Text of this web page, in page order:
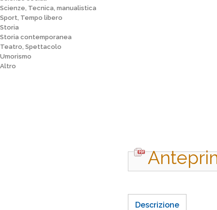
Scienze, Tecnica, manualistica
Sport, Tempo libero
Storia
Storia contemporanea
Teatro, Spettacolo
Umorismo
Altro
Descrizione